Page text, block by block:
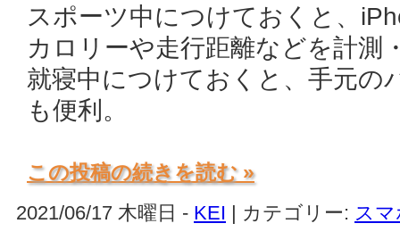
スポーツ中につけておくと、
カロリーや走行距離などを計測
就寝中につけておくと、手元の
も便利。
この投稿の続きを読む »
2021/06/17 木曜日 - KEI | カテゴリー: ス